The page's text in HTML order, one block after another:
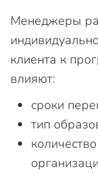
Менеджеры
клиента к
влияют:
сроки
тип